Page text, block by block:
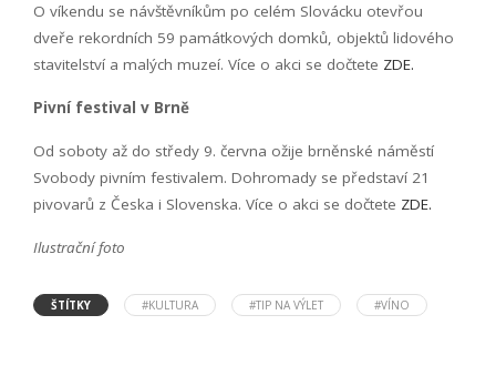
O víkendu se návštěvníkům po celém Slovácku otevřou
dveře rekordních 59 památkových domků, objektů lidového
stavitelství a malých muzeí. Více o akci se dočtete ZDE.
Pivní festival v Brně
Od soboty až do středy 9. června ožije brněnské náměstí
Svobody pivním festivalem. Dohromady se představí 21
pivovarů z Česka i Slovenska. Více o akci se dočtete ZDE.
Ilustrační foto
ŠTÍTKY #KULTURA #TIP NA VÝLET #VÍNO